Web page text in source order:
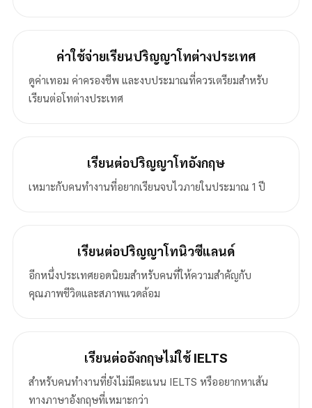
ค่าใช้จ่ายเรียนปริญญาโทต่างประเทศ
ดูค่าเทอม ค่าครองชีพ และงบประมาณที่ควรเตรียมสำหรับ
เรียนต่อโทต่างประเทศ
เรียนต่อปริญญาโทอังกฤษ
เหมาะกับคนทำงานที่อยากเรียนจบไวภายในประมาณ 1 ปี
เรียนต่อปริญญาโทนิวซีแลนด์
อีกหนึ่งประเทศยอดนิยมสำหรับคนที่ให้ความสำคัญกับ
คุณภาพชีวิตและสภาพแวดล้อม
เรียนต่ออังกฤษไม่ใช้ IELTS
สำหรับคนทำงานที่ยังไม่มีคะแนน IELTS หรืออยากหาเส้น
ทางภาษาอังกฤษที่เหมาะกว่า